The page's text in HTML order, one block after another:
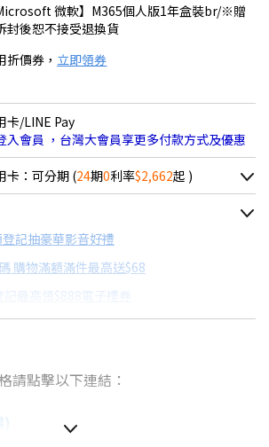
微軟】M365個人版1年盒裝br/※贈
封後恕不接受退換貨
折價券， 立即領券
卡/LINE Pay
入會員 ，台灣大會員享更多付款方式及優惠
卡：可分期 (24期0利率$2,662起 )
利率，請以購物車顯示為主
每期金額
$5,325
配合銀行/業者
記抽豪華影音好禮
購物滿額滿件最高送$68
最高領$888電子禮券
滿額最高回饋25%
利率滿額享回饋
我看達人教你買
→點我看達人教你買
請點擊以下連結：